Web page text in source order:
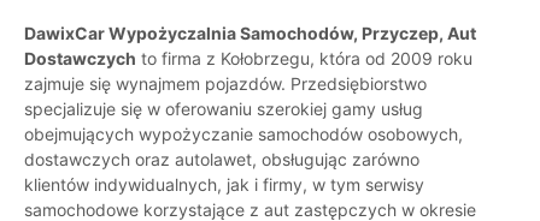
DawixCar Wypożyczalnia Samochodów, Przyczep, Aut
Dostawczych to firma z Kołobrzegu, która od 2009 roku
zajmuje się wynajmem pojazdów. Przedsiębiorstwo
specjalizuje się w oferowaniu szerokiej gamy usług
obejmujących wypożyczanie samochodów osobowych,
dostawczych oraz autolawet, obsługując zarówno
klientów indywidualnych, jak i firmy, w tym serwisy
samochodowe korzystające z aut zastępczych w okresie